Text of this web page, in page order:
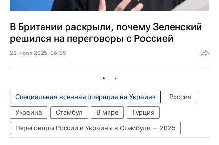
В Британии раскрыли, почему Зеленский
решился на переговоры с Россией
22 июля 2025, 06:55
Специальная военная операция на Украине
Россия
Украина
Стамбул В мире
Турция
Переговоры России и Украины в Стамбуле — 2025